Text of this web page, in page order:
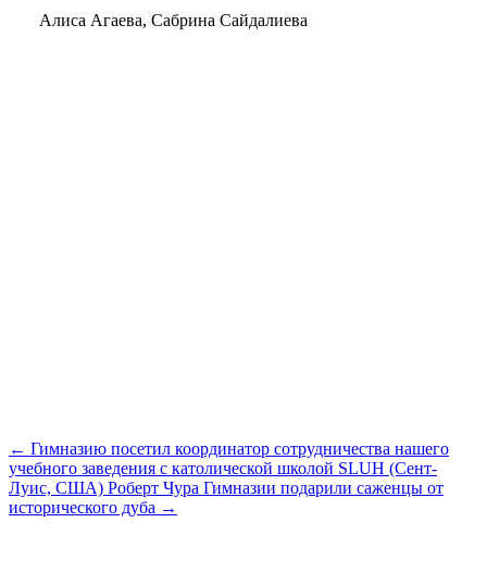
Алиса Агаева, Сабрина Сайдалиева
← Гимназию посетил координатор сотрудничества нашего
учебного заведения с католической школой SLUH (Сент-
Луис, США) Роберт Чура Гимназии подарили саженцы от
исторического дуба →